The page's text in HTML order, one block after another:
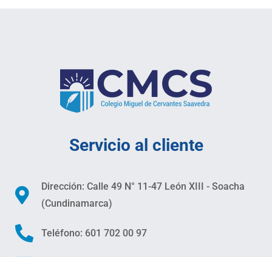
Servicio al cliente
Dirección: Calle 49 N° 11-47 León XIII - Soacha
(Cundinamarca)
Teléfono: 601 702 00 97